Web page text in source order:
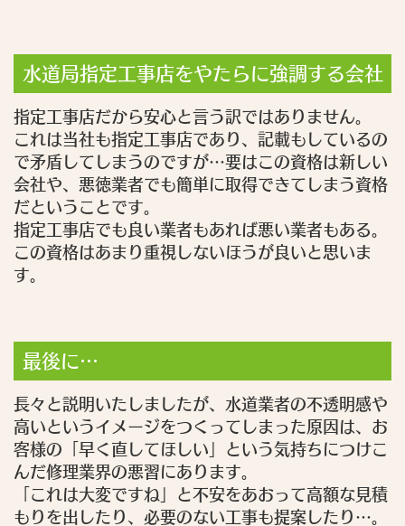
水道局指定工事店をやたらに強調する会社
指定工事店だから安心と言う訳ではありません。
これは当社も指定工事店であり、記載もしているの
で矛盾してしまうのですが…要はこの資格は新しい
会社や、悪徳業者でも簡単に取得できてしまう資格
だということです。
指定工事店でも良い業者もあれば悪い業者もある。
この資格はあまり重視しないほうが良いと思いま
す。
最後に…
長々と説明いたしましたが、水道業者の不透明感や
高いというイメージをつくってしまった原因は、お
客様の「早く直してほしい」という気持ちにつけこ
んだ修理業界の悪習にあります。
「これは大変ですね」と不安をあおって高額な見積
もりを出したり、必要のない工事も提案したり…。